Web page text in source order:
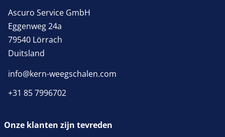
Ascuro Service GmbH
Eggenweg 24a
79540 Lörrach
Duitsland
info@kern-weegschalen.com
+31 85 7996702
Onze klanten zijn tevreden